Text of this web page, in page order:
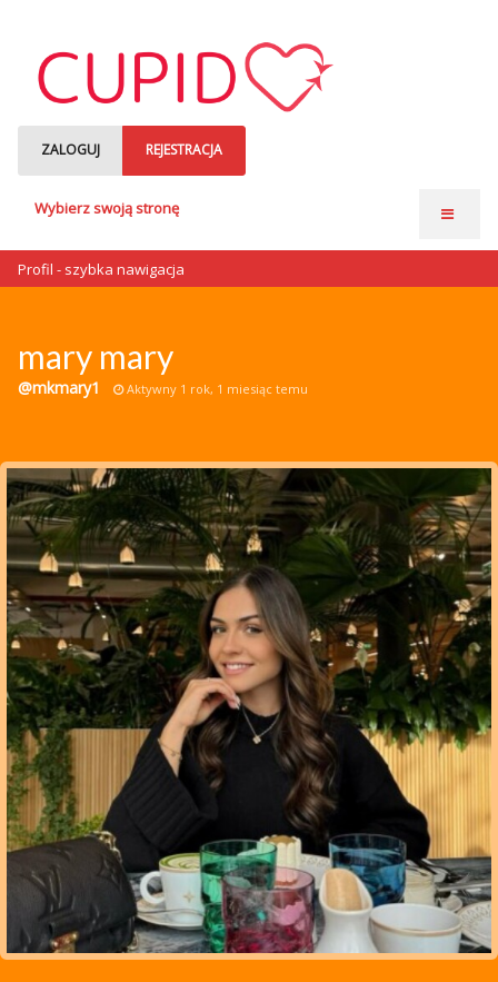
ZALOGUJ REJESTRACJA
Wybierz swoją stronę
o nas
Profil - szybka nawigacja
mary mary
@mkmary1 Aktywny 1 rok, 1 miesiąc temu